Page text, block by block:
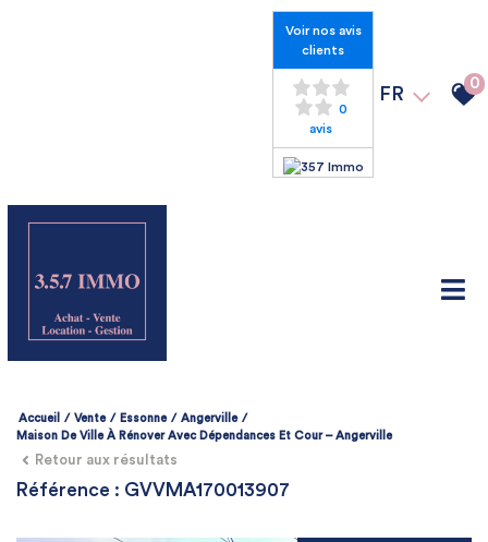
Voir nos avis
clients
0
avis
FR
0
Accueil Vente Essonne
Angerville
Maison De Ville À Rénover Avec Dépendances Et Cour – Angerville
Retour aux résultats
Référence : GVVMA170013907